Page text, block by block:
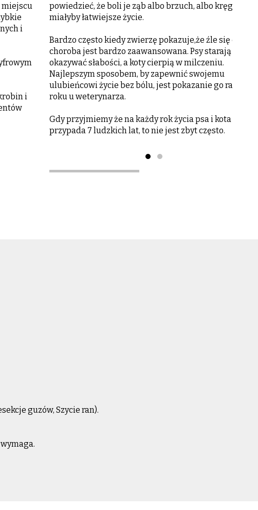
miejscu
i
i
powiedzieć, że boli je ząb albo brzuch, albo kręgosłup,
miałyby łatwiejsze życie.
Bardzo często kiedy zwierzę pokazuje,że źle się czuje,
choroba jest bardzo zaawansowana. Psy starają się nie
okazywać słabości, a koty cierpią w milczeniu.
Najlepszym sposobem, by zapewnić swojemu
ulubieńcowi życie bez bólu, jest pokazanie go raz w
roku u weterynarza.
Gdy przyjmiemy że na każdy rok życia psa i kota
przypada 7 ludzkich lat, to nie jest zbyt często.
guzów, Szycie ran).